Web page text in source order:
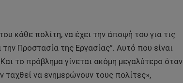
κάθε πολίτη, να έχει την άποψή του για τις
Προστασία της Εργασίας”. Αυτό που είναι
το πρόβλημα γίνεται ακόμη μεγαλύτερο όταν
ταχθεί να ενημερώνουν τους πολίτες»,